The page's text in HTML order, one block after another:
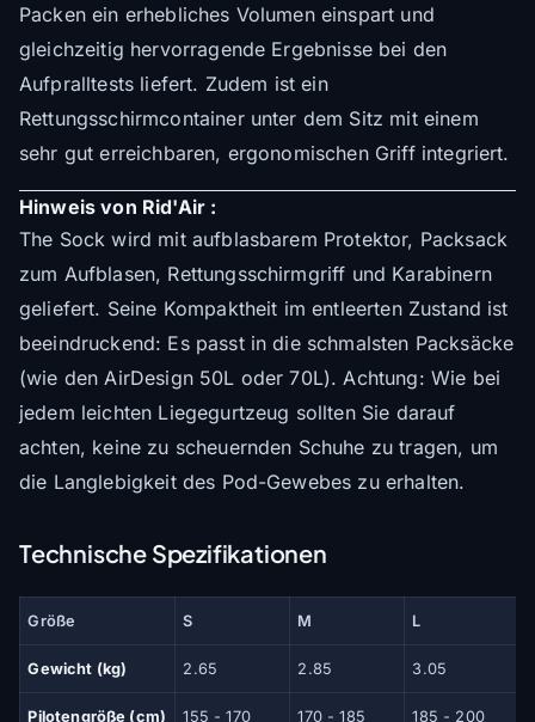
Packen ein erhebliches Volumen einspart und
gleichzeitig hervorragende Ergebnisse bei den
Aufpralltests liefert. Zudem ist ein
Rettungsschirmcontainer unter dem Sitz mit einem
sehr gut erreichbaren, ergonomischen Griff integriert.
Hinweis von Rid'Air :
The Sock wird mit aufblasbarem Protektor, Packsack
zum Aufblasen, Rettungsschirmgriff und Karabinern
geliefert. Seine Kompaktheit im entleerten Zustand ist
beeindruckend: Es passt in die schmalsten Packsäcke
(wie den AirDesign 50L oder 70L). Achtung: Wie bei
jedem leichten Liegegurtzeug sollten Sie darauf
achten, keine zu scheuernden Schuhe zu tragen, um
die Langlebigkeit des Pod-Gewebes zu erhalten.
Technische Spezifikationen
Größe S M L
Gewicht (kg) 2.65 2.85 3.05
Pilotengröße (cm) 155 - 170 170 - 185 185 - 200